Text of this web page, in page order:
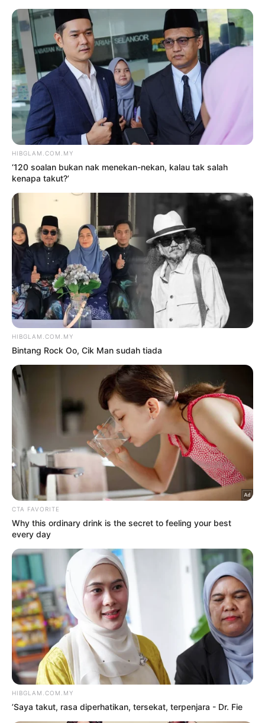
TAG:BANGGAKAN
Hiburan Rencam Seni
BANGGAKAN NEGARA, SHILA
AMZAH ‘DIANGKAT’ DI JEPUN
TERKINI
‘Selamanya di hati’, komposer
Lee Sze Wan meninggal dunia
10 Ogos 2026
‘Kalau minta maaf, orang boleh
buat spekulasi saya bersalah’
10 Ogos 2026
’Saya takut, rasa diperhatikan,